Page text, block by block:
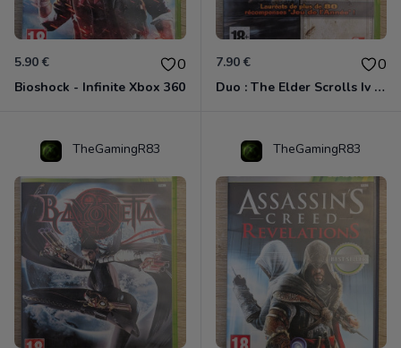
5.90 € 0
Bioshock - Infinite Xbox 360
7.90 € 0
Duo : The Elder Scrolls Iv - Oblivion + Bioshock Xbox 360
TheGamingR83 TheGamingR83